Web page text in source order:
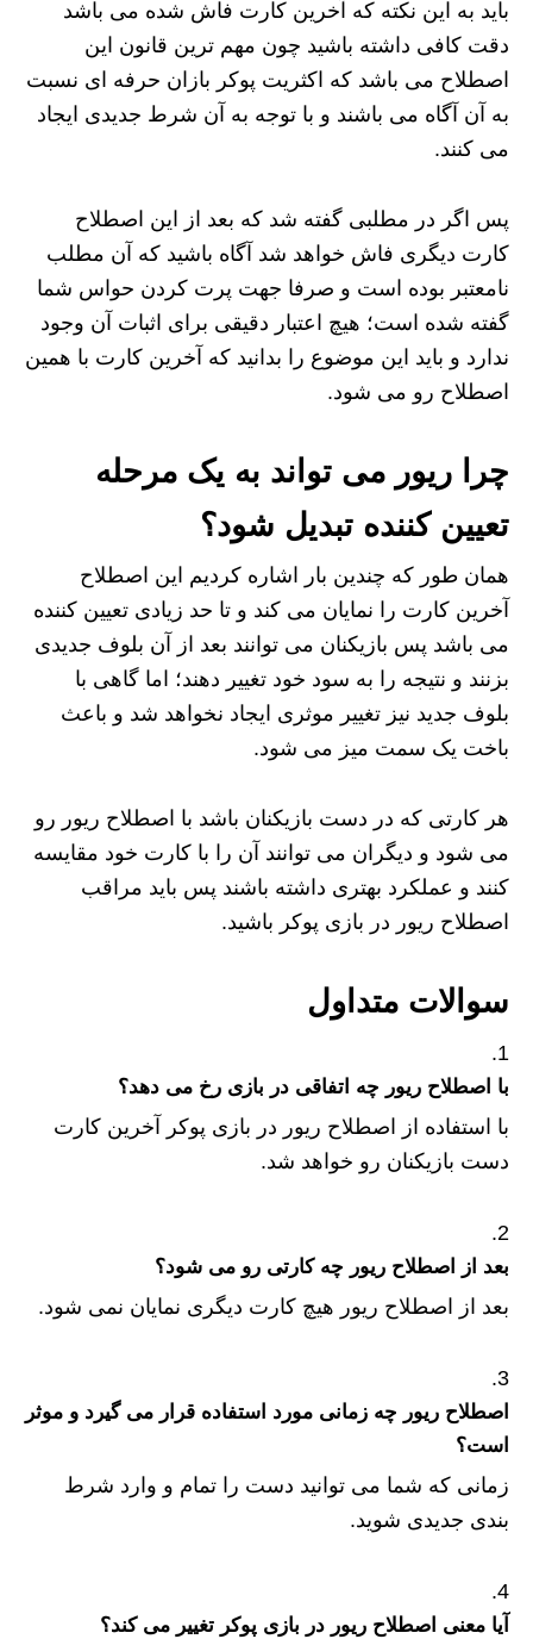
باید به این نکته که آخرین کارت فاش شده می باشد
دقت کافی داشته باشید چون مهم ترین قانون این
اصطلاح می باشد که اکثریت پوکر بازان حرفه ای نسبت
به آن آگاه می باشند و با توجه به آن شرط جدیدی ایجاد
می کنند.
پس اگر در مطلبی گفته شد که بعد از این اصطلاح
کارت دیگری فاش خواهد شد آگاه باشید که آن مطلب
نامعتبر بوده است و صرفا جهت پرت کردن حواس شما
گفته شده است؛ هیچ اعتبار دقیقی برای اثبات آن وجود
ندارد و باید این موضوع را بدانید که آخرین کارت با همین
اصطلاح رو می شود.
چرا ریور می تواند به یک مرحله
تعیین کننده تبدیل شود؟
همان طور که چندین بار اشاره کردیم این اصطلاح
آخرین کارت را نمایان می کند و تا حد زیادی تعیین کننده
می باشد پس بازیکنان می توانند بعد از آن بلوف جدیدی
بزنند و نتیجه را به سود خود تغییر دهند؛ اما گاهی با
بلوف جدید نیز تغییر موثری ایجاد نخواهد شد و باعث
باخت یک سمت میز می شود.
هر کارتی که در دست بازیکنان باشد با اصطلاح ریور رو
می شود و دیگران می توانند آن را با کارت خود مقایسه
کنند و عملکرد بهتری داشته باشند پس باید مراقب
اصطلاح ریور در بازی پوکر باشید.
سوالات متداول
با اصطلاح ریور چه اتفاقی در بازی رخ می دهد؟
با استفاده از اصطلاح ریور در بازی پوکر آخرین کارت
دست بازیکنان رو خواهد شد.
بعد از اصطلاح ریور چه کارتی رو می شود؟
بعد از اصطلاح ریور هیچ کارت دیگری نمایان نمی شود.
اصطلاح ریور چه زمانی مورد استفاده قرار می گیرد و موثر
است؟
زمانی که شما می توانید دست را تمام و وارد شرط
بندی جدیدی شوید.
آيا معنی اصطلاح ریور در بازی پوکر تغییر می کند؟